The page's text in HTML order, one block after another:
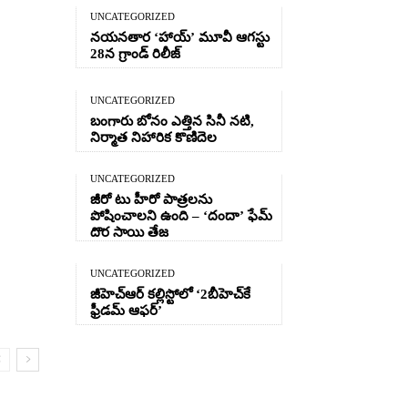
UNCATEGORIZED
నయనతార ‘హాయ్’ మూవీ ఆగస్టు
28న గ్రాండ్ రిలీజ్
UNCATEGORIZED
బంగారు బోనం ఎత్తిన సినీ నటి,
నిర్మాత నిహారిక కొణిదెల
UNCATEGORIZED
జీరో టు హీరో పాత్రలను
పోషించాలని ఉంది – ‘దందా’ ఫేమ్
దొర సాయి తేజ
UNCATEGORIZED
జీహెచ్ఆర్‌ కల్లిస్టోలో ‘2బీహెచ్‌కే
ఫ్రీడమ్ ఆఫర్’